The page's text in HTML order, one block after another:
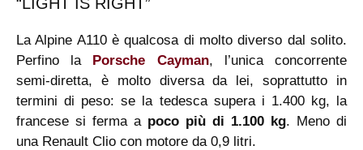
La Alpine A110 è qualcosa di molto diverso dal solito.
Perfino la Porsche Cayman, l’unica concorrente
semi-diretta, è molto diversa da lei, soprattutto in
termini di peso: se la tedesca supera i 1.400 kg, la
francese si ferma a poco più di 1.100 kg. Meno di
una Renault Clio con motore da 0,9 litri.